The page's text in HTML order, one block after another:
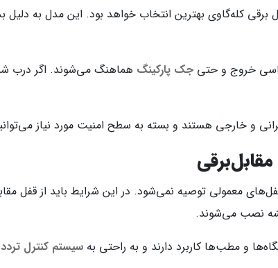
کله‌گاوی بهترین انتخاب خواهد بود. این مدل به دلیل
خروج و حتی جک پارکینگ هماهنگ می‌شوند. اگر درب
و خارجی هستند و بسته به سطح امنیت مورد نیاز
معمولی توصیه نمی‌شود. در این شرایط باید از قفل
نصب می‌شوند.
و مطب‌ها کاربرد دارند و به راحتی به سیستم کنترل تردد